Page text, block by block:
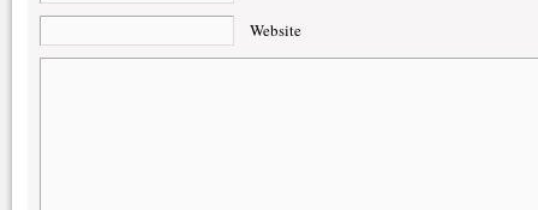
Website